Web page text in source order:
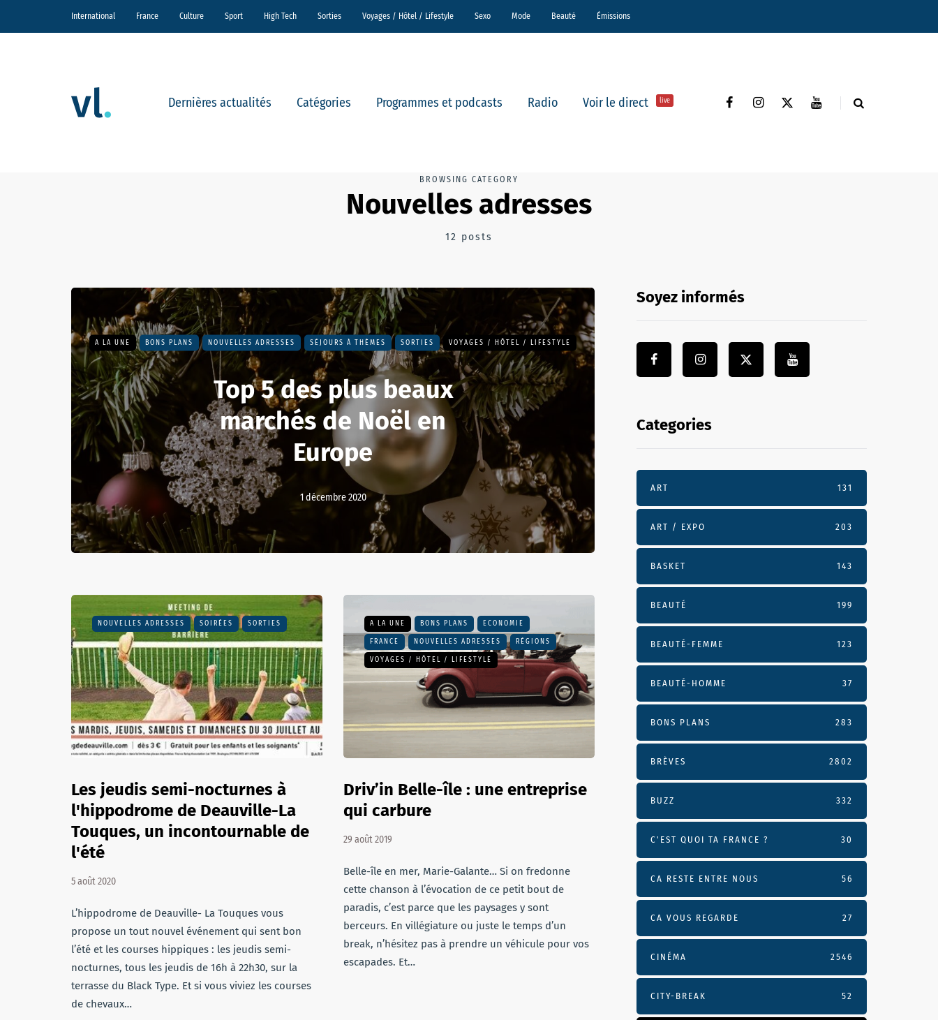
International France Culture Sport High Tech Sorties Voyages / Hôtel / Lifestyle Sexo Mode Beauté Émissions
Dernières actualités Catégories Programmes et podcasts Radio Voir le direct live
BROWSING CATEGORY
Nouvelles adresses
12 posts
A LA UNE BONS PLANS NOUVELLES ADRESSES SÉJOURS À THÈMES SORTIES VOYAGES / HÔTEL / LIFESTYLE
Top 5 des plus beaux
marchés de Noël en
Europe
1 décembre 2020
NOUVELLES ADRESSES SOIRÉES SORTIES
Les jeudis semi-nocturnes à
l'hippodrome de Deauville-La
Touques, un incontournable de
l'été
5 août 2020
L’hippodrome de Deauville- La Touques vous
propose un tout nouvel événement qui sent bon
l’été et les courses hippiques : les jeudis semi-
nocturnes, tous les jeudis de 16h à 22h30, sur la
terrasse du Black Type. Et si vous viviez les courses
de chevaux…
A LA UNE BONS PLANS ECONOMIE
FRANCE NOUVELLES ADRESSES RÉGIONS
VOYAGES / HÔTEL / LIFESTYLE
Driv’in Belle-île : une entreprise
qui carbure
29 août 2019
Belle-île en mer, Marie-Galante… Si on fredonne
cette chanson à l’évocation de ce petit bout de
paradis, c’est parce que les paysages y sont
berceurs. En villégiature ou juste le temps d’un
break, n’hésitez pas à prendre un véhicule pour vos
escapades. Et…
Soyez informés
Categories
ART 131
ART / EXPO 203
BASKET 143
BEAUTÉ 199
BEAUTÉ-FEMME 123
BEAUTÉ-HOMME 37
BONS PLANS 283
BRÈVES 2802
BUZZ 332
C'EST QUOI TA FRANCE ? 30
CA RESTE ENTRE NOUS 56
CA VOUS REGARDE 27
CINÉMA 2546
CITY-BREAK 52